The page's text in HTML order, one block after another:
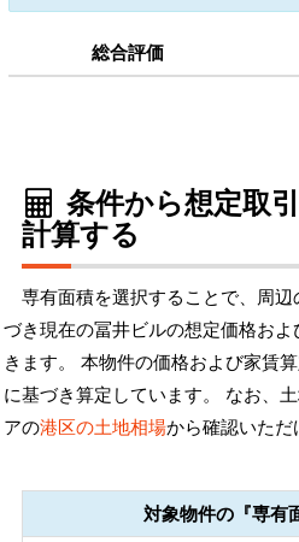
総合評価
条件から想定取
計算する
専有面積を選択することで、周
づき現在の冨井ビルの想定価格お
きます。 本物件の価格および家賃
に基づき算定しています。 なお、
アの港区の土地相場から確認いただ
対象物件の『専有